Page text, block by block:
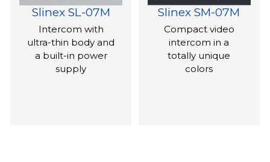
Slinex SL-07M
Intercom with
ultra-thin body and
a built-in power
supply
Slinex SM-07M
Compact video
intercom in a
totally unique
colors